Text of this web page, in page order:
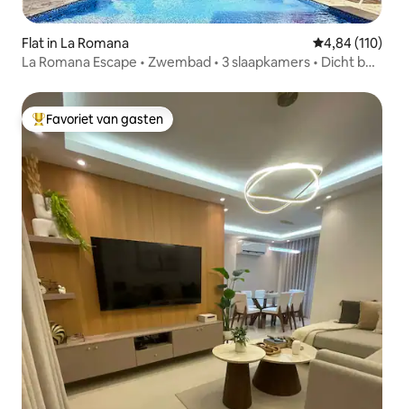
Flat in La Romana Gemiddelde
4,84 (110)
La Romana Escape • Zwembad • 3 slaapkamers • Dicht bij
Topfavoriet van gasten
Favoriet van gasten